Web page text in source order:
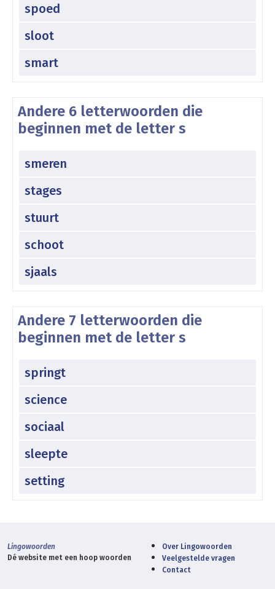
spoed
sloot
smart
Andere 6 letterwoorden die
beginnen met de letter s
smeren
stages
stuurt
schoot
sjaals
Andere 7 letterwoorden die
beginnen met de letter s
springt
science
sociaal
sleepte
setting
Lingowoorden
Dé website met een hoop woorden
Over Lingowoorden
Veelgestelde vragen
Contact